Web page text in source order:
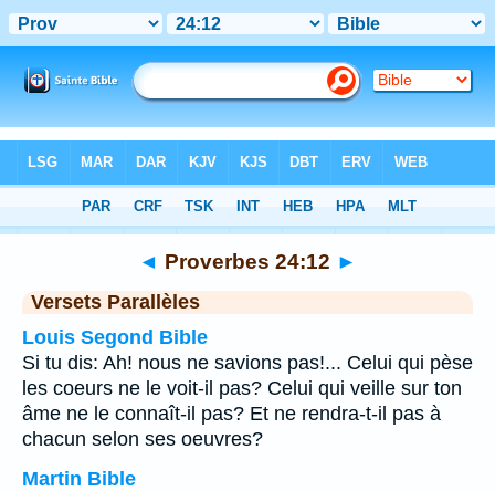
Chapitre 24 > Verset 12
◄ Proverbes 24:12 ►
Versets Parallèles
Louis Segond Bible
Si tu dis: Ah! nous ne savions pas!... Celui qui pèse
les coeurs ne le voit-il pas? Celui qui veille sur ton
âme ne le connaît-il pas? Et ne rendra-t-il pas à
chacun selon ses oeuvres?
Martin Bible